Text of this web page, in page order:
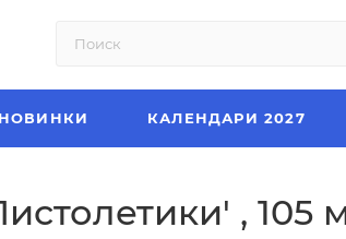
НОВИНКИ КАЛЕНДАРИ 2027
, 105